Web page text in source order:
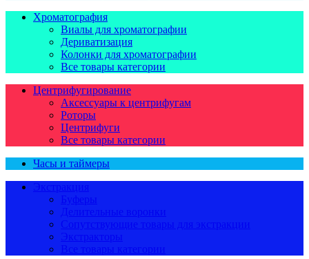
Хроматография
Виалы для хроматографии
Дериватизация
Колонки для хроматографии
Все товары категории
Центрифугирование
Аксессуары к центрифугам
Роторы
Центрифуги
Все товары категории
Часы и таймеры
Экстракция
Буферы
Делительные воронки
Сопутствующие товары для экстракции
Экстракторы
Все товары категории